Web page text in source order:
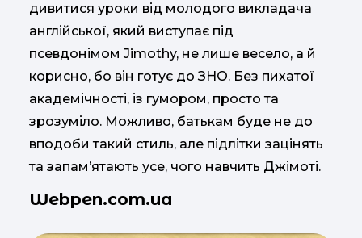
дивитися уроки від молодого викладача
англійської, який виступає під
псевдонімом Jimothy, не лише весело, а й
корисно, бо він готує до ЗНО. Без пихатої
академічності, із гумором, просто та
зрозуміло. Можливо, батькам буде не до
вподоби такий стиль, але підлітки зацінять
та запам’ятають усе, чого навчить Джімоті.
Webpen.com.ua